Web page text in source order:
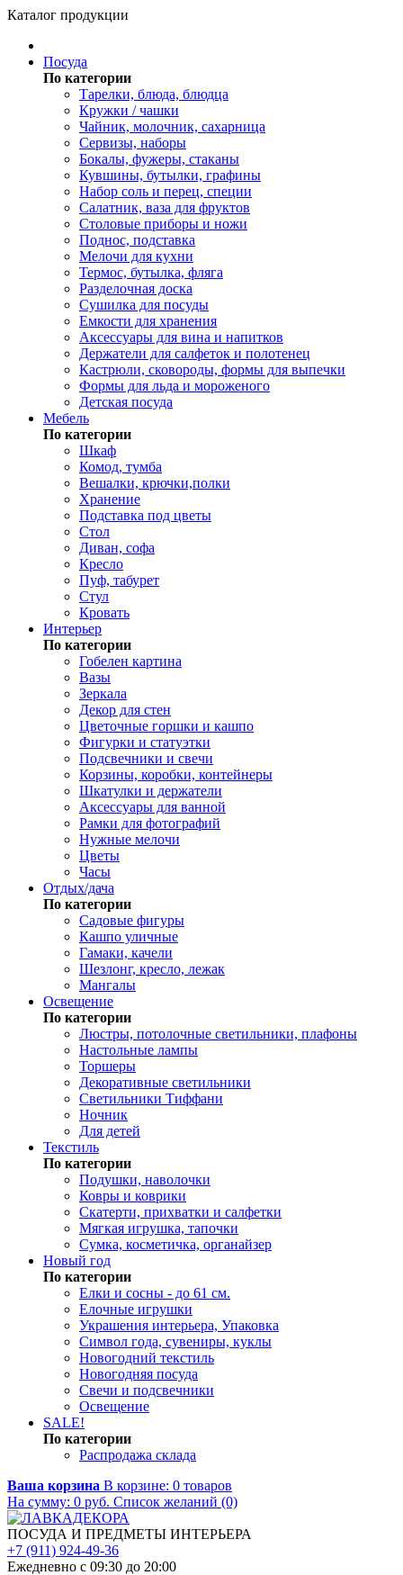
Каталог продукции
Посуда
По категории
Тарелки, блюда, блюдца
Кружки / чашки
Чайник, молочник, сахарница
Сервизы, наборы
Бокалы, фужеры, стаканы
Кувшины, бутылки, графины
Набор соль и перец, специи
Салатник, ваза для фруктов
Столовые приборы и ножи
Поднос, подставка
Мелочи для кухни
Термос, бутылка, фляга
Разделочная доска
Сушилка для посуды
Емкости для хранения
Аксессуары для вина и напитков
Держатели для салфеток и полотенец
Кастрюли, сковороды, формы для выпечки
Формы для льда и мороженого
Детская посуда
Мебель
По категории
Шкаф
Комод, тумба
Вешалки, крючки,полки
Хранение
Подставка под цветы
Стол
Диван, софа
Кресло
Пуф, табурет
Стул
Кровать
Интерьер
По категории
Гобелен картина
Вазы
Зеркала
Декор для стен
Цветочные горшки и кашпо
Фигурки и статуэтки
Подсвечники и свечи
Корзины, коробки, контейнеры
Шкатулки и держатели
Аксессуары для ванной
Рамки для фотографий
Нужные мелочи
Цветы
Часы
Отдых/дача
По категории
Садовые фигуры
Кашпо уличные
Гамаки, качели
Шезлонг, кресло, лежак
Мангалы
Освещение
По категории
Люстры, потолочные светильники, плафоны
Настольные лампы
Торшеры
Декоративные светильники
Светильники Тиффани
Ночник
Для детей
Текстиль
По категории
Подушки, наволочки
Ковры и коврики
Скатерти, прихватки и салфетки
Мягкая игрушка, тапочки
Сумка, косметичка, органайзер
Новый год
По категории
Елки и сосны - до 61 см.
Елочные игрушки
Украшения интерьера, Упаковка
Символ года, сувениры, куклы
Новогодний текстиль
Новогодняя посуда
Свечи и подсвечники
Освещение
SALE!
По категории
Распродажа склада
Ваша корзина В корзине: 0 товаров
На сумму: 0 руб. Список желаний (0)
ПОСУДА И ПРЕДМЕТЫ ИНТЕРЬЕРА
+7 (911) 924-49-36
Ежедневно с 09:30 до 20:00